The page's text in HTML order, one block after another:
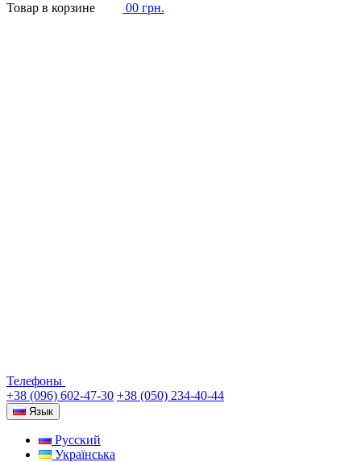
Товар в корзине
00 грн.
Телефоны
+38 (096) 602-47-30 +38 (050) 234-40-44
Язык
Русский
Українська